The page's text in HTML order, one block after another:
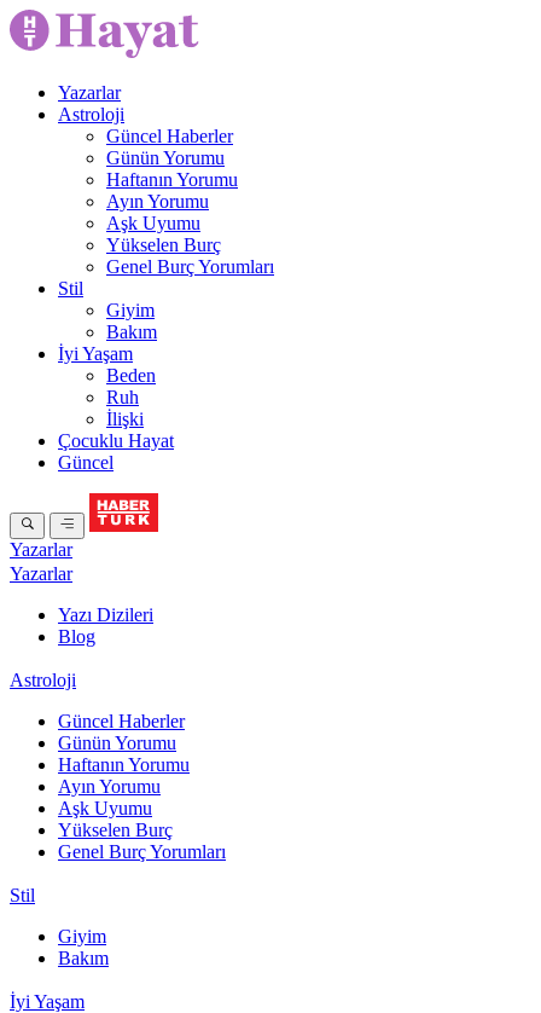
Yazarlar
Astroloji
Güncel Haberler
Günün Yorumu
Haftanın Yorumu
Ayın Yorumu
Aşk Uyumu
Yükselen Burç
Genel Burç Yorumları
Stil
Giyim
Bakım
İyi Yaşam
Beden
Ruh
İlişki
Çocuklu Hayat
Güncel
Yazarlar
Yazarlar
Yazı Dizileri
Blog
Astroloji
Güncel Haberler
Günün Yorumu
Haftanın Yorumu
Ayın Yorumu
Aşk Uyumu
Yükselen Burç
Genel Burç Yorumları
Stil
Giyim
Bakım
İyi Yaşam